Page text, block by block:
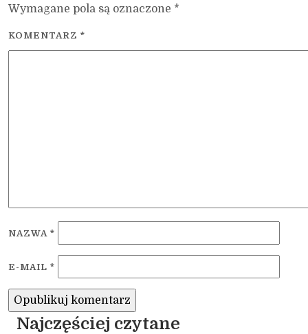
Wymagane pola są oznaczone *
KOMENTARZ *
NAZWA *
E-MAIL *
Najczęściej czytane